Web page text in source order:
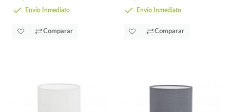
Envío Inmediato
Comparar
Envío Inmediato
Comparar